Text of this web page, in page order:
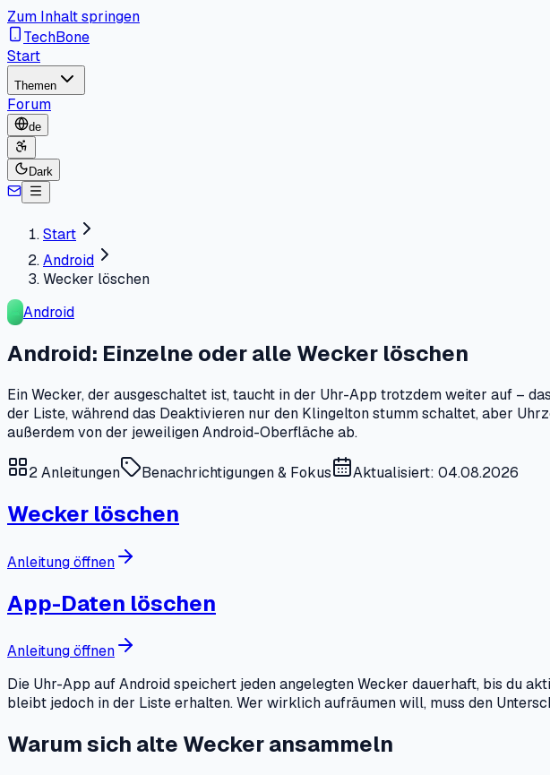
Zum Inhalt springen
TechBone
Start
Themen
Forum
de
Dark
Start
Android
Wecker löschen
Android
Android: Einzelne oder alle Wecker löschen
Ein Wecker, der ausgeschaltet ist, taucht in der Uhr-App trotzdem weiter auf –
der Liste, während das Deaktivieren nur den Klingelton stumm schaltet, aber
außerdem von der jeweiligen Android-Oberfläche ab.
2Anleitungen Benachrichtigungen & Fokus Aktualisiert: 04.08.2026
Wecker löschen
Anleitung öffnen
App-Daten löschen
Anleitung öffnen
Die Uhr-App auf Android speichert jeden angelegten Wecker dauerhaft, bis du
bleibt jedoch in der Liste erhalten. Wer wirklich aufräumen will, muss den
Warum sich alte Wecker ansammeln